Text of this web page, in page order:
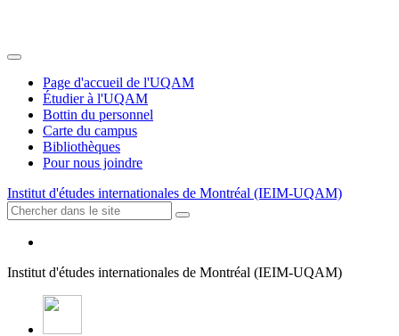
Page d'accueil de l'UQAM
Étudier à l'UQAM
Bottin du personnel
Carte du campus
Bibliothèques
Pour nous joindre
Institut d'études internationales de Montréal (IEIM-UQAM)
Institut d'études internationales de Montréal (IEIM-UQAM)